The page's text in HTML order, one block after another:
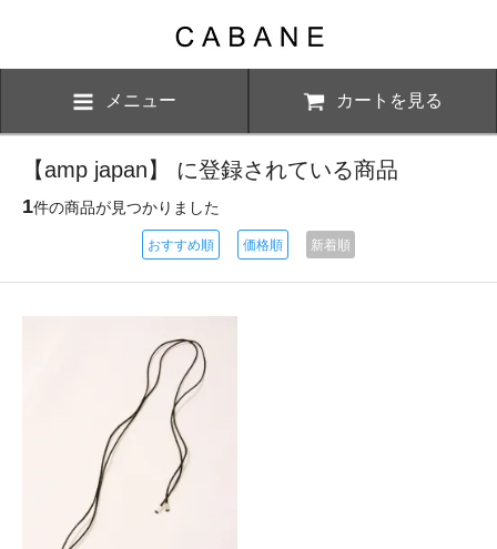
メニュー カートを見る
【amp japan】 に登録されている商品
1件の商品が見つかりました
おすすめ順 価格順 新着順